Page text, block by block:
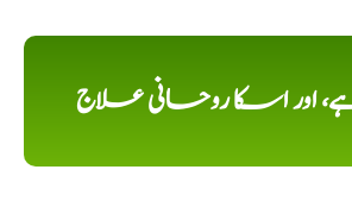
ہے، اور اسکا روحانی علاج